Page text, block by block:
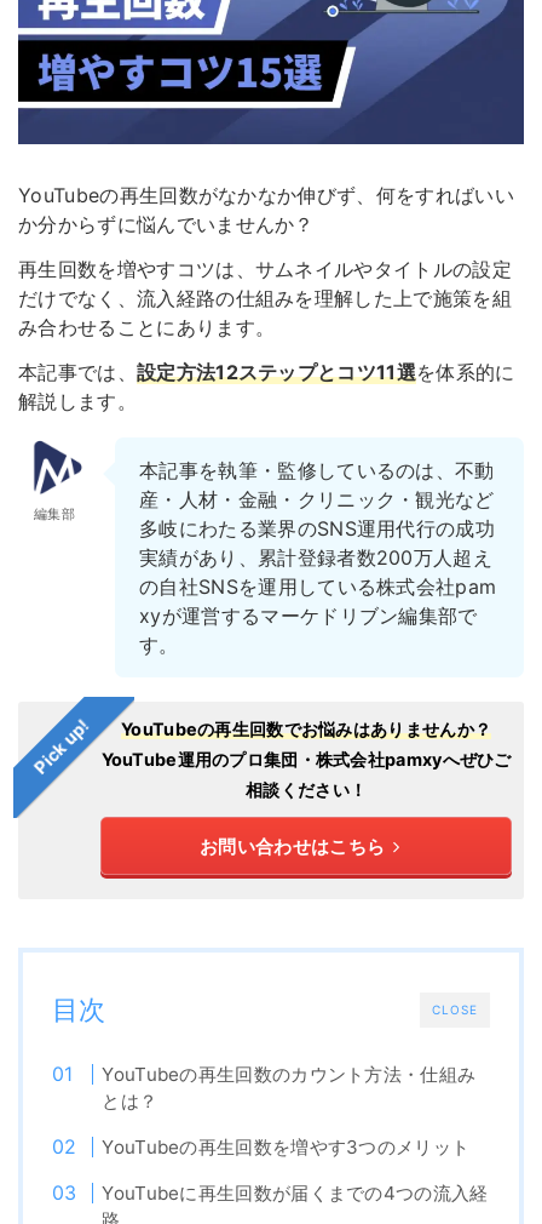
YouTubeの再生回数がなかなか伸びず、何をすればいい
か分からずに悩んでいませんか？
再生回数を増やすコツは、サムネイルやタイトルの設定
だけでなく、流入経路の仕組みを理解した上で施策を組
み合わせることにあります。
本記事では、 設定方法12ステップとコツ11選を体系的に
解説します。
編集部
本記事を執筆・監修しているのは、不動
産・人材・金融・クリニック・観光など
多岐にわたる業界のSNS運用代行の成功
実績があり、累計登録者数200万人超え
の自社SNSを運用している株式会社pam
xyが運営するマーケドリブン編集部で
す。
Pick up!
YouTubeの再生回数でお悩みはありませんか？
YouTube運用のプロ集団・株式会社pamxyへぜひご
相談ください！
お問い合わせはこちら
CLOSE
目次
YouTubeの再生回数のカウント方法・仕組み
とは？
YouTubeの再生回数を増やす3つのメリット
YouTubeに再生回数が届くまでの4つの流入経